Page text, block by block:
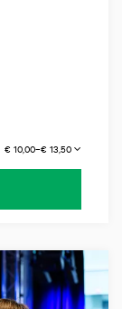
€ 10,00–€ 13,50